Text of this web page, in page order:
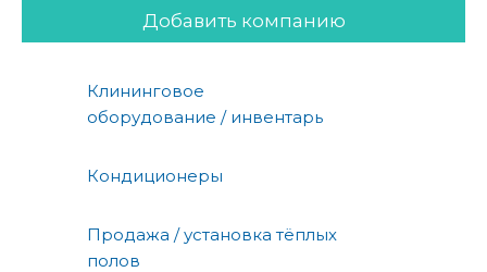
Добавить компанию
Клининговое
оборудование / инвентарь
Кондиционеры
Продажа / установка тёплых
полов